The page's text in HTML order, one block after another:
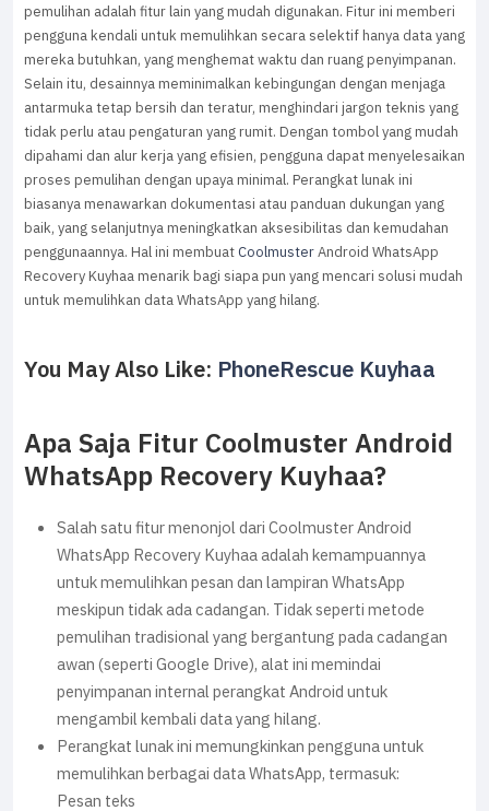
pemulihan adalah fitur lain yang mudah digunakan. Fitur ini memberi
pengguna kendali untuk memulihkan secara selektif hanya data yang
mereka butuhkan, yang menghemat waktu dan ruang penyimpanan.
Selain itu, desainnya meminimalkan kebingungan dengan menjaga
antarmuka tetap bersih dan teratur, menghindari jargon teknis yang
tidak perlu atau pengaturan yang rumit. Dengan tombol yang mudah
dipahami dan alur kerja yang efisien, pengguna dapat menyelesaikan
proses pemulihan dengan upaya minimal. Perangkat lunak ini
biasanya menawarkan dokumentasi atau panduan dukungan yang
baik, yang selanjutnya meningkatkan aksesibilitas dan kemudahan
penggunaannya. Hal ini membuatCoolmusterAndroid WhatsApp
Recovery Kuyhaa menarik bagi siapa pun yang mencari solusi mudah
untuk memulihkan data WhatsApp yang hilang.
You May Also Like: PhoneRescue Kuyhaa
Apa Saja Fitur Coolmuster Android
WhatsApp Recovery Kuyhaa?
Salah satu fitur menonjol dari Coolmuster Android
WhatsApp Recovery Kuyhaa adalah kemampuannya
untuk memulihkan pesan dan lampiran WhatsApp
meskipun tidak ada cadangan. Tidak seperti metode
pemulihan tradisional yang bergantung pada cadangan
awan (seperti Google Drive), alat ini memindai
penyimpanan internal perangkat Android untuk
mengambil kembali data yang hilang.
Perangkat lunak ini memungkinkan pengguna untuk
memulihkan berbagai data WhatsApp, termasuk:
Pesan teks